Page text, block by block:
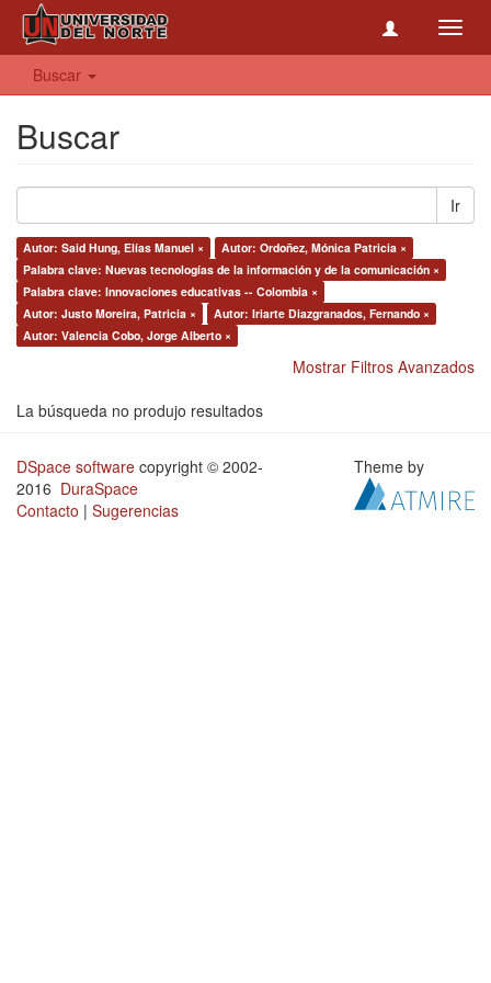
Buscar
Buscar
Ir
Autor: Said Hung, Elías Manuel ×
Autor: Ordoñez, Mónica Patricia ×
Palabra clave: Nuevas tecnologías de la información y de la comunicación ×
Palabra clave: Innovaciones educativas -- Colombia ×
Autor: Justo Moreira, Patricia ×
Autor: Iriarte Diazgranados, Fernando ×
Autor: Valencia Cobo, Jorge Alberto ×
Mostrar Filtros Avanzados
La búsqueda no produjo resultados
DSpace software copyright © 2002-
2016 DuraSpace
Contacto | Sugerencias
Theme by